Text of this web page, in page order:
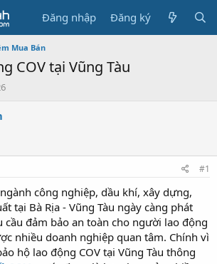
Đăng nhập Đăng ký
Mua Bán
COV tại Vũng Tàu
#1
công nghiệp, dầu khí, xây dựng,
tại Bà Rịa - Vũng Tàu ngày càng phát
cầu đảm bảo an toàn cho người lao động
nhiều doanh nghiệp quan tâm. Chính vì
hộ lao động COV tại Vũng Tàu thông